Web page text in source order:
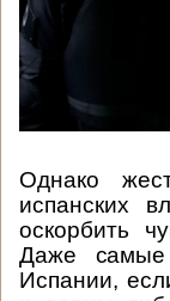
Однако
испанских
оскорбить
Даже самые
Испании,